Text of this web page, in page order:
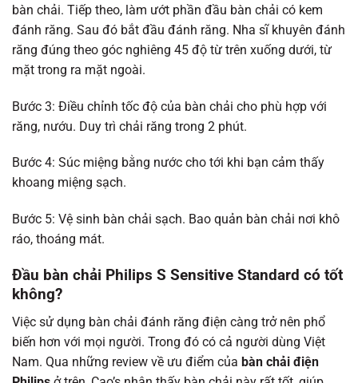
bàn chải. Tiếp theo, làm ướt phần đầu bàn chải có kem
đánh răng. Sau đó bắt đầu đánh răng. Nha sĩ khuyên đánh
răng đúng theo góc nghiêng 45 độ từ trên xuống dưới, từ
mặt trong ra mặt ngoài.
Bước 3: Điều chỉnh tốc độ của bàn chải cho phù hợp với
răng, nướu. Duy trì chải răng trong 2 phút.
Bước 4: Súc miệng bằng nước cho tới khi bạn cảm thấy
khoang miệng sạch.
Bước 5: Vệ sinh bàn chải sạch. Bao quản bàn chải nơi khô
ráo, thoáng mát.
Đầu bàn chải Philips S Sensitive Standard có tốt
không?
Việc sử dụng bàn chải đánh răng điện càng trở nên phổ
biến hơn với mọi người. Trong đó có cả người dùng Việt
Nam. Qua những review về ưu điểm của bàn chải điện